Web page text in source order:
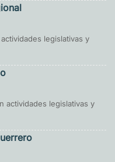
legislativas y
actividades legislativas y